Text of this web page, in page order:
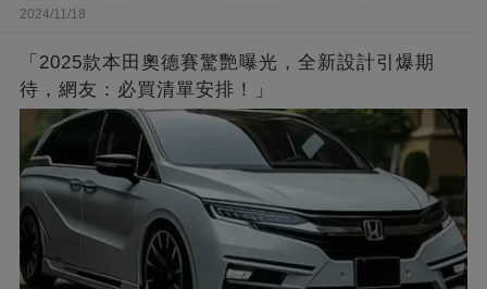
2024/11/18
「2025款本田奧德賽驚艷曝光，全新設計引爆期
待，網友：必買清單安排！」